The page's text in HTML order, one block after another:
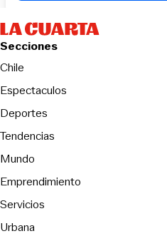
Secciones
Chile
Espectaculos
Deportes
Tendencias
Mundo
Emprendimiento
Servicios
Urbana